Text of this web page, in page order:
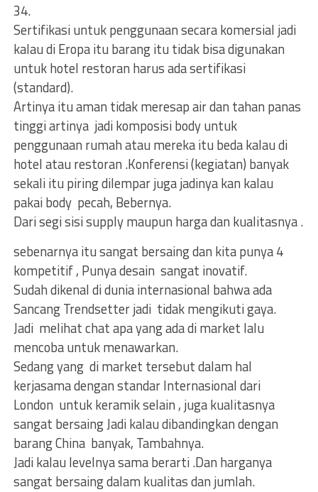
34.
Sertifikasi untuk penggunaan secara komersial jadi
kalau di Eropa itu barang itu tidak bisa digunakan
untuk hotel restoran harus ada sertifikasi
(standard).
Artinya itu aman tidak meresap air dan tahan panas
tinggi artinya jadi komposisi body untuk
penggunaan rumah atau mereka itu beda kalau di
hotel atau restoran .Konferensi (kegiatan) banyak
sekali itu piring dilempar juga jadinya kan kalau
pakai body pecah, Bebernya.
Dari segi sisi supply maupun harga dan kualitasnya .
sebenarnya itu sangat bersaing dan kita punya 4
kompetitif , Punya desain sangat inovatif.
Sudah dikenal di dunia internasional bahwa ada
Sancang Trendsetter jadi tidak mengikuti gaya.
Jadi melihat chat apa yang ada di market lalu
mencoba untuk menawarkan.
Sedang yang di market tersebut dalam hal
kerjasama dengan standar Internasional dari
London untuk keramik selain , juga kualitasnya
sangat bersaing Jadi kalau dibandingkan dengan
barang China banyak, Tambahnya.
Jadi kalau levelnya sama berarti .Dan harganya
sangat bersaing dalam kualitas dan jumlah.